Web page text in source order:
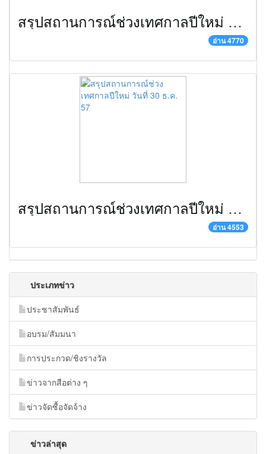
สรุปสถานการณ์ช่วงเทศกาลปีใหม่ วันที่ 31 ธ.ค. 57
อ่าน 4770
สรุปสถานการณ์ช่วงเทศกาลปีใหม่ วันที่ 30 ธ.ค. 57
อ่าน 4553
ประเภทข่าว
ประชาสัมพันธ์
อบรม/สัมมนา
การประกวด/ชิงรางวัล
ข่าวจากสือต่าง ๆ
ข่าวจัดซื้อจัดจ้าง
ข่าวล่าสุด